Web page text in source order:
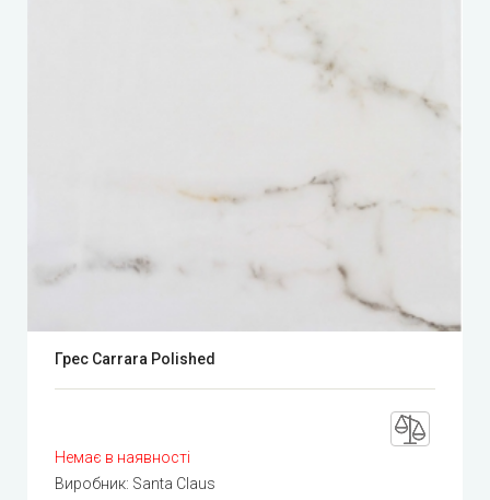
Грес Carrara Polished
Немає в наявності
Виробник: Santa Claus